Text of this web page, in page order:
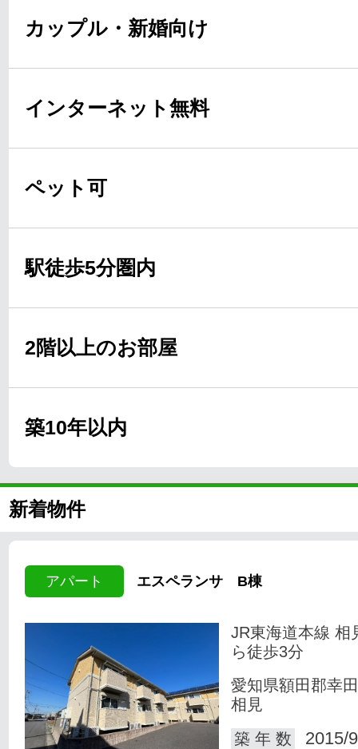
カップル・新婚向け
インターネット無料
ペット可
駅徒歩5分圏内
2階以上のお部屋
築10年以内
新着物件
アパート エスペランサ B棟
JR東海道本線 相
ら徒歩3分
愛知県額田郡幸
相見
築 年 数
2015/